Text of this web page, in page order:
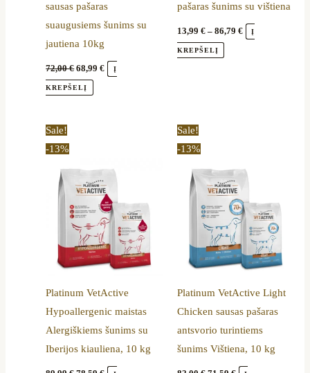
sausas pašaras
suaugusiems šunims su
jautiena 10kg
72,00€ 68,99€ Į
KREPŠELĮ
pašaras šunims su vištiena
13,99 € – 86,79 € Į
KREPŠELĮ
on
the
Sale!
-13%
Platinum VetActive
Hypoallergenic maistas
Alergiškiems šunims su
Iberijos kiauliena, 10 kg
Sale!
-13%
Platinum VetActive Light
Chicken sausas pašaras
antsvorio turintiems
šunims Vištiena, 10 kg